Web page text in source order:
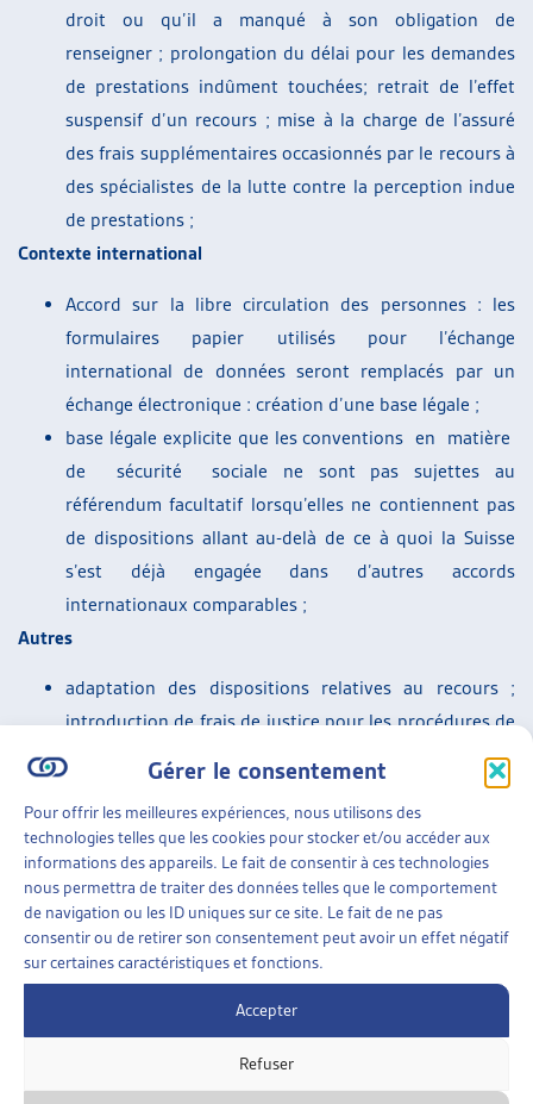
Gérer le consentement
Pour offrir les meilleures expériences, nous utilisons des
technologies telles que les cookies pour stocker et/ou accéder aux
informations des appareils. Le fait de consentir à ces technologies
nous permettra de traiter des données telles que le comportement
de navigation ou les ID uniques sur ce site. Le fait de ne pas
consentir ou de retirer son consentement peut avoir un effet négatif
sur certaines caractéristiques et fonctions.
Accepter
Refuser
droit ou qu’il a manqué à son obligation de
renseigner ; prolongation du délai pour les demandes
de prestations indûment touchées; retrait de l’effet
suspensif d’un recours ; mise à la charge de l’assuré
des frais supplémentaires occasionnés par le recours à
des spécialistes de la lutte contre la perception indue
de prestations ;
Contexte international
Accord sur la libre circulation des personnes : les
formulaires papier utilisés pour l’échange
international de données seront remplacés par un
échange électronique : création d’une base légale ;
base légale explicite que les conventions en matière
de sécurité sociale ne sont pas sujettes au
référendum facultatif lorsqu’elles ne contiennent pas
de dispositions allant au-delà de ce à quoi la Suisse
s’est déjà engagée dans d’autres accords
internationaux comparables ;
Autres
adaptation des dispositions relatives au recours ;
introduction de frais de justice pour les procédures de
recours devant les tribunaux cantonaux des
Les dispositions sur la lutte contre les « abus », comme la
suspension des prestations à titre provisionnel lorsqu’il
existe des motifs sérieux de soupçonner que l’assuré perçoit
une prestation à laquelle il n’a pas droit ou qu’il a manqué à
son obligation de renseigner, peuvent avoir des effets sur
l’aide sociale.
La consultation dure jusqu’au 29 mai 2017.
A ce propos, voir les informations actuelles dans le Guide social